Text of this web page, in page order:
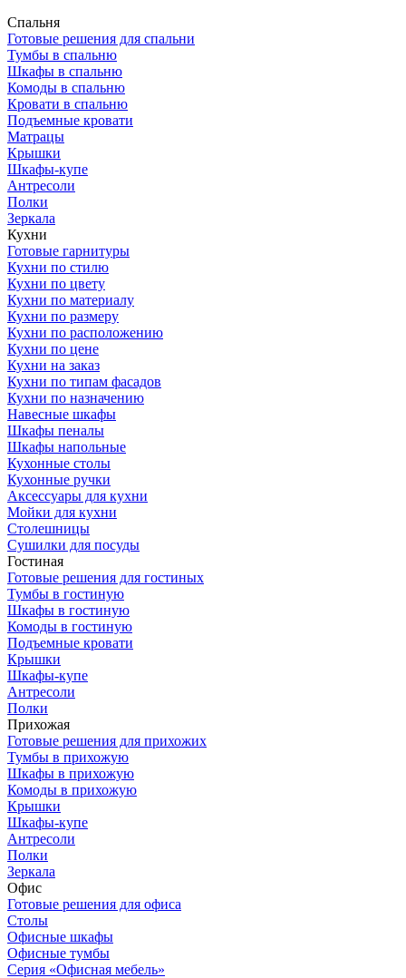
Спальня
Готовые решения для спальни
Тумбы в спальню
Шкафы в спальню
Комоды в спальню
Кровати в спальню
Подъемные кровати
Матрацы
Крышки
Шкафы-купе
Антресоли
Полки
Зеркала
Кухни
Готовые гарнитуры
Кухни по стилю
Кухни по цвету
Кухни по материалу
Кухни по размеру
Кухни по расположению
Кухни по цене
Кухни на заказ
Кухни по типам фасадов
Кухни по назначению
Навесные шкафы
Шкафы пеналы
Шкафы напольные
Кухонные столы
Кухонные ручки
Аксессуары для кухни
Мойки для кухни
Столешницы
Сушилки для посуды
Гостиная
Готовые решения для гостиных
Тумбы в гостиную
Шкафы в гостиную
Комоды в гостиную
Подъемные кровати
Крышки
Шкафы-купе
Антресоли
Полки
Прихожая
Готовые решения для прихожих
Тумбы в прихожую
Шкафы в прихожую
Комоды в прихожую
Крышки
Шкафы-купе
Антресоли
Полки
Зеркала
Офис
Готовые решения для офиса
Столы
Офисные шкафы
Офисные тумбы
Серия «Офисная мебель»